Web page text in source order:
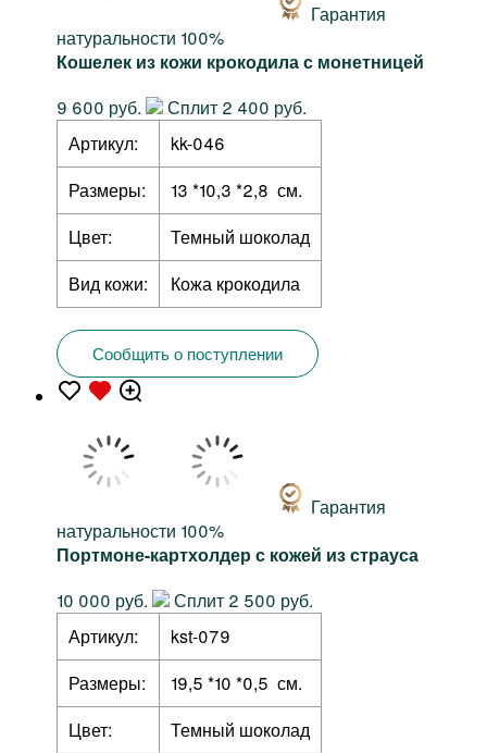
Гарантия
натуральности 100%
Кошелек из кожи крокодила с монетницей
9 600 руб.
Сплит 2 400 руб.
Артикул:
kk-046
Размеры:
13 *10,3 *2,8 см.
Цвет:
Темный шоколад
Вид кожи:
Кожа крокодила
Сообщить о поступлении
Гарантия
натуральности 100%
Портмоне-картхолдер с кожей из страуса
10 000 руб.
Сплит 2 500 руб.
Артикул:
kst-079
Размеры:
19,5 *10 *0,5 см.
Цвет:
Темный шоколад